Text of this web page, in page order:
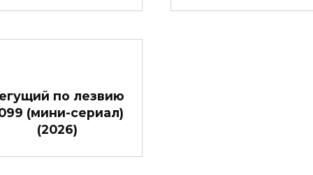
по лезвию
(мини-сериал)
(2026)